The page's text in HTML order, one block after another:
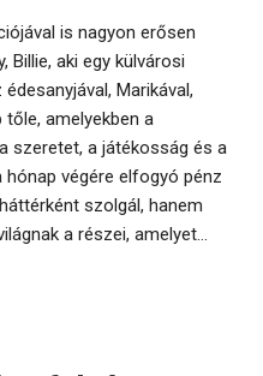
is nagyon erősen
Billie, aki egy külvárosi
Marikával,
amelyekben a
szeretet, a játékosság és a
végére elfogyó pénz
szolgál, hanem
a részei, amelyet...